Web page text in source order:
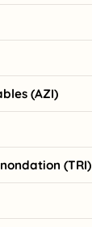
(AZI)
(TRI)